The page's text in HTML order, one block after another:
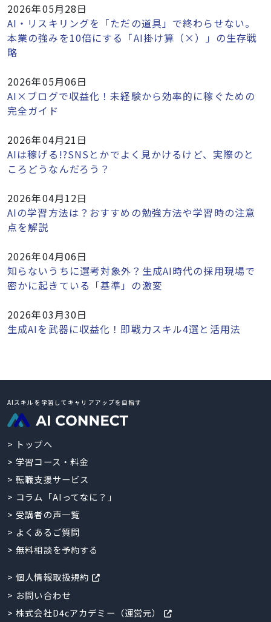
2026年05月28日
AI・リスキリングを「ただの道具」で終わらせない。
本業の強みを10倍にする「AI掛け算（×）」の生存戦
略
2026年05月06日
AI×ブログで収益化！未経験から効率的に稼ぐための
完全ガイド
2026年04月21日
AIは稼げる!?SNSとかでよく見かけるけど、実際のと
ころどうなんだろう？
2026年04月12日
AIの学習方法は？おすすめの勉強方法や学習時の注意
点を解説
2026年04月06日
知らないうちに選考対象外？生成AI時代の採用現場で
密かに起きている「基準」の激変
2026年03月30日
生成AIを武器に収益化！即戦力スキル4選と活用法
AIスキルを学習してキャリアアップを目指す
トップへ
学習コース・料金
転職支援サービス
コラム「AIってなに？」
受講者の声一覧
よくあるご質問
無料相談を予約する
個人情報取扱規約
お問い合わせ
株式会社D4cアカデミー（運営元）